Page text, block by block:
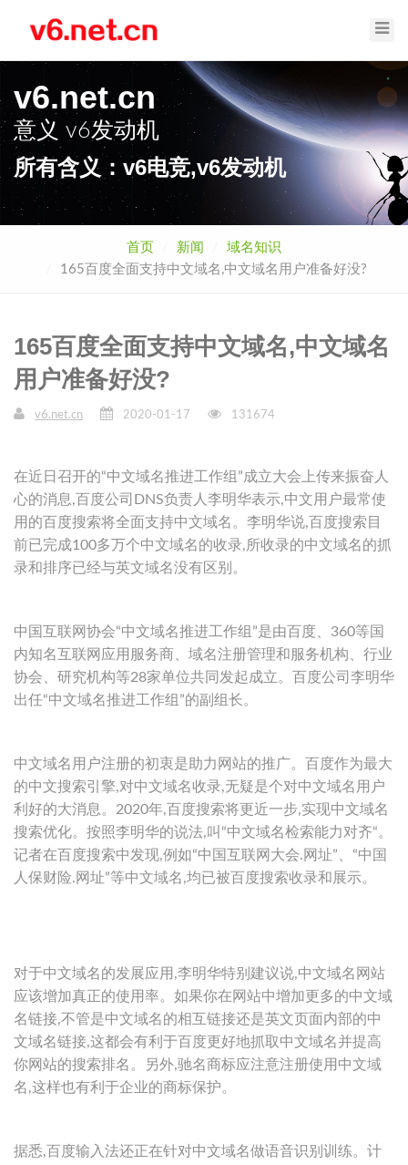
v6.net.cn
意义v6发动机
所有含义：v6电竞,v6发动机
首页 新闻
域名知识
165百度全面支持中文域名,中文域名用户准备好没?
165百度全面支持中文域名,中文域名
用户准备好没?
v6.net.cn 2020-01-17 131674
在近日召开的“中文域名推进工作组”成立大会上传来振奋人
心的消息,百度公司DNS负责人李明华表示,中文用户最常使
用的百度搜索将全面支持中文域名。李明华说,百度搜索目
前已完成100多万个中文域名的收录,所收录的中文域名的抓
录和排序已经与英文域名没有区别。
中国互联网协会“中文域名推进工作组”是由百度、360等国
内知名互联网应用服务商、域名注册管理和服务机构、行业
协会、研究机构等28家单位共同发起成立。百度公司李明华
出任“中文域名推进工作组”的副组长。
中文域名用户注册的初衷是助力网站的推广。百度作为最大
的中文搜索引擎,对中文域名收录,无疑是个对中文域名用户
利好的大消息。2020年,百度搜索将更近一步,实现中文域名
搜索优化。按照李明华的说法,叫“中文域名检索能力对齐“。
记者在百度搜索中发现,例如“中国互联网大会.网址”、“中国
人保财险.网址”等中文域名,均已被百度搜索收录和展示。
对于中文域名的发展应用,李明华特别建议说,中文域名网站
应该增加真正的使用率。如果你在网站中增加更多的中文域
名链接,不管是中文域名的相互链接还是英文页面内部的中
文域名链接,这都会有利于百度更好地抓取中文域名并提高
你网站的搜索排名。另外,驰名商标应注意注册使用中文域
名,这样也有利于企业的商标保护。
据悉,百度输入法还正在针对中文域名做语音识别训练。计